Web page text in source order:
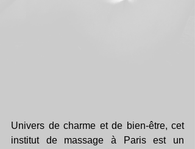
Univers de charme et de bien-être, cet